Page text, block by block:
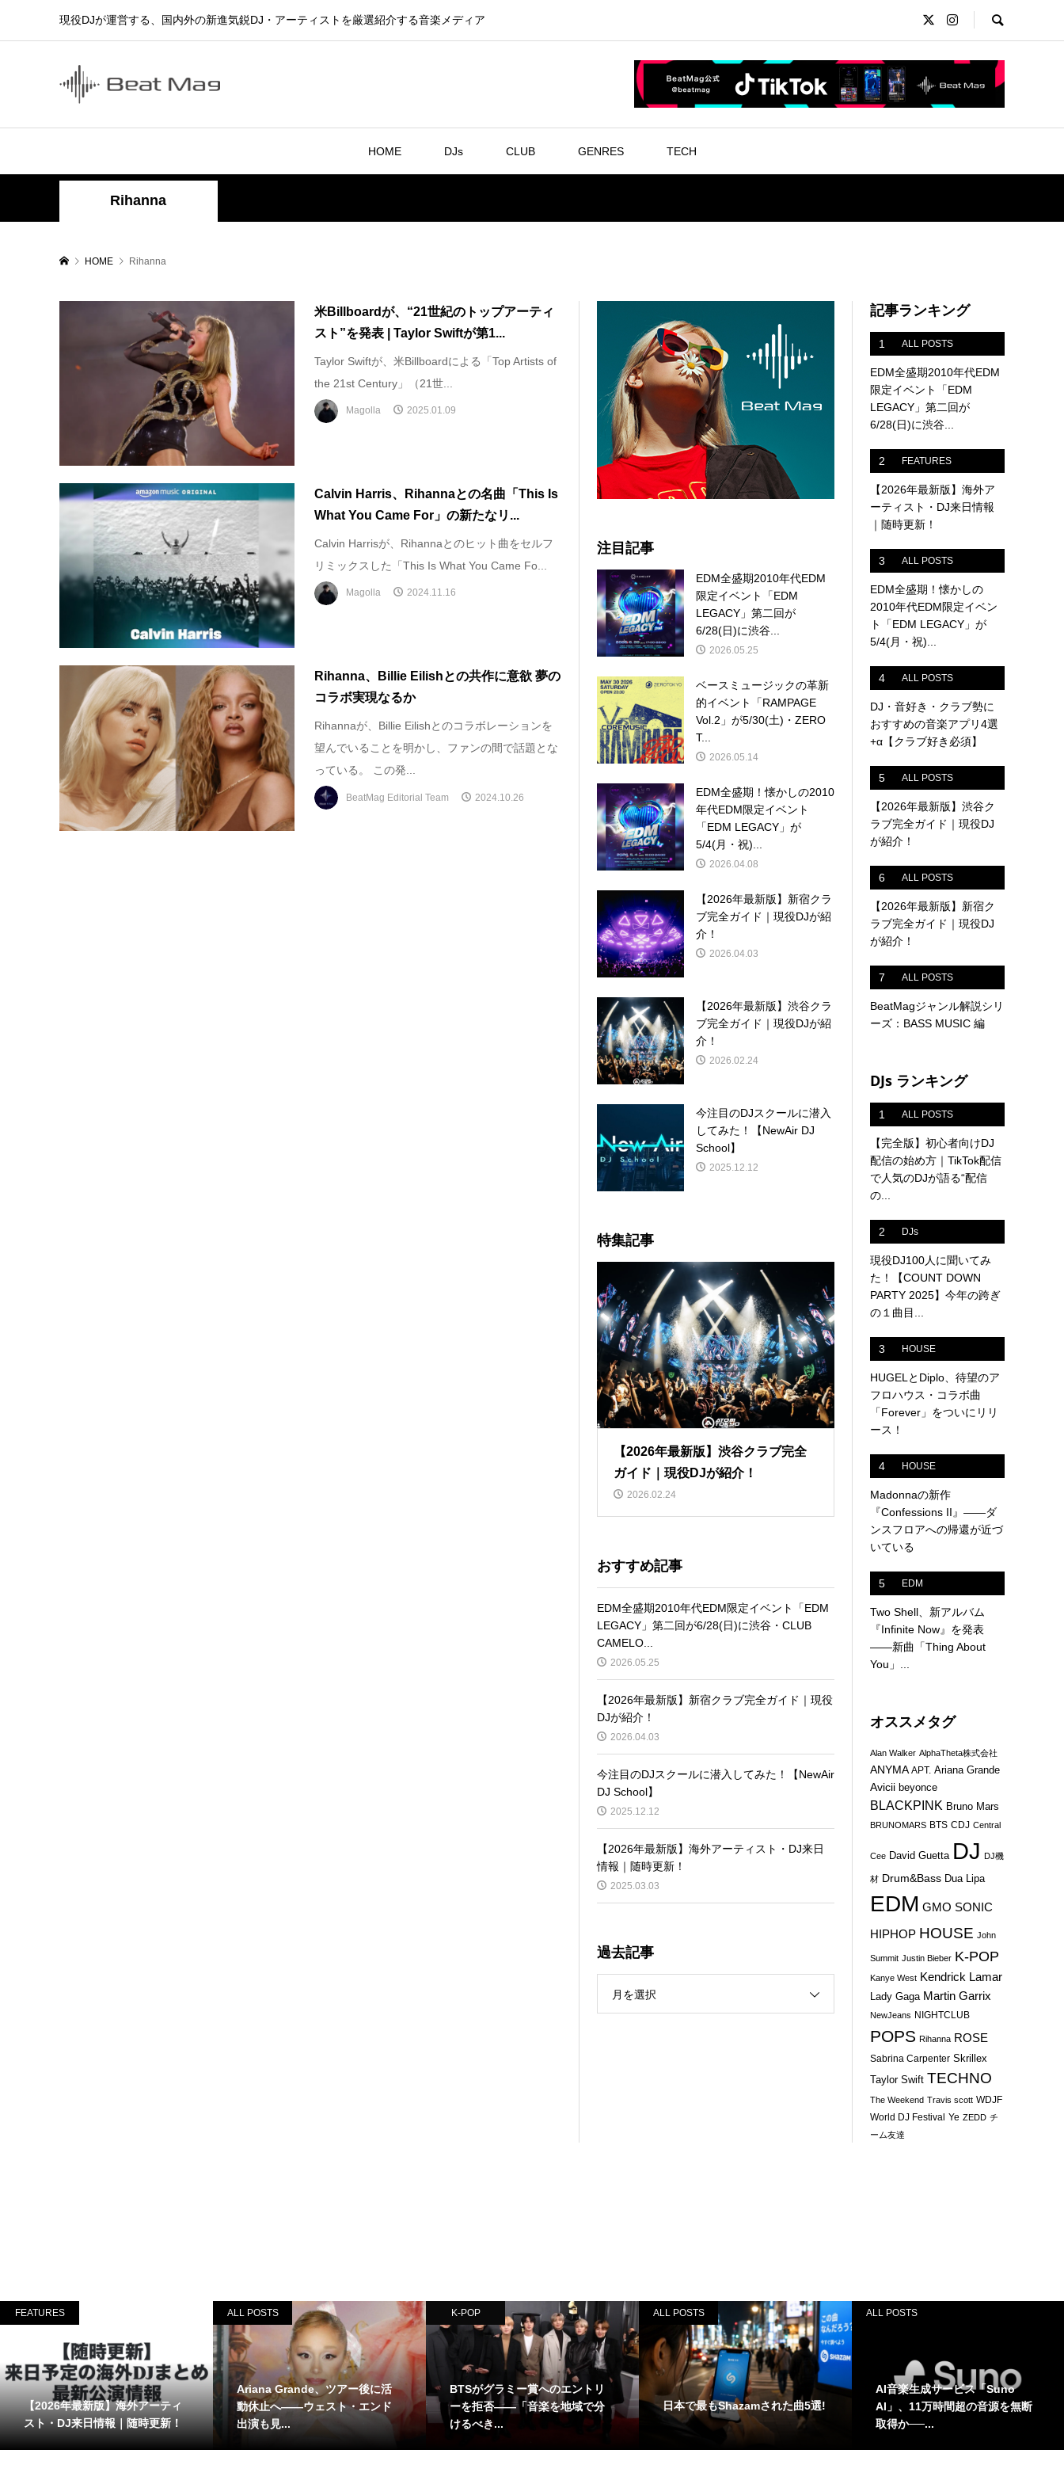
現役DJが運営する、国内外の新進気鋭DJ・アーティストを厳選紹介する音楽メディア
HOME DJs CLUB GENRES TECH
Rihanna
HOME Rihanna
米Billboardが、“21世紀のトップアーティ
スト”を発表 | Taylor Swiftが第1...
Taylor Swiftが、米Billboardによる「Top Artists of
the 21st Century」（21世...
Magolla 2025.01.09
Calvin Harris、Rihannaとの名曲「This Is
What You Came For」の新たなリ...
Calvin Harrisが、Rihannaとのヒット曲をセルフ
リミックスした「This Is What You Came Fo...
Magolla 2024.11.16
Rihanna、Billie Eilishとの共作に意欲 夢の
コラボ実現なるか
Rihannaが、Billie Eilishとのコラボレーションを
望んでいることを明かし、ファンの間で話題とな
っている。 この発...
BeatMag Editorial Team 2024.10.26
注目記事
EDM全盛期2010年代EDM
限定イベント「EDM
LEGACY」第二回が
6/28(日)に渋谷...
2026.05.25
ベースミュージックの革新
的イベント「RAMPAGE
Vol.2」が5/30(土)・ZERO
T...
2026.05.14
EDM全盛期！懐かしの2010
年代EDM限定イベント
「EDM LEGACY」が
5/4(月・祝)...
2026.04.08
【2026年最新版】新宿クラ
ブ完全ガイド｜現役DJが紹
介！
2026.04.03
【2026年最新版】渋谷クラ
ブ完全ガイド｜現役DJが紹
介！
2026.02.24
今注目のDJスクールに潜入
してみた！【NewAir DJ
School】
2025.12.12
特集記事
【2026年最新版】渋谷クラブ完全
ガイド｜現役DJが紹介！
2026.02.24
おすすめ記事
EDM全盛期2010年代EDM限定イベント「EDM
LEGACY」第二回が6/28(日)に渋谷・CLUB
CAMELO...
2026.05.25
【2026年最新版】新宿クラブ完全ガイド｜現役
DJが紹介！
2026.04.03
今注目のDJスクールに潜入してみた！【NewAir
DJ School】
2025.12.12
【2026年最新版】海外アーティスト・DJ来日
情報｜随時更新！
2025.03.03
過去記事
月を選択
記事ランキング
1 ALL POSTS
EDM全盛期2010年代EDM
限定イベント「EDM
LEGACY」第二回が
6/28(日)に渋谷...
2 FEATURES
【2026年最新版】海外ア
ーティスト・DJ来日情報
｜随時更新！
3 ALL POSTS
EDM全盛期！懐かしの
2010年代EDM限定イベン
ト「EDM LEGACY」が
5/4(月・祝)...
4 ALL POSTS
DJ・音好き・クラブ勢に
おすすめの音楽アプリ4選
+α【クラブ好き必須】
5 ALL POSTS
【2026年最新版】渋谷ク
ラブ完全ガイド｜現役DJ
が紹介！
6 ALL POSTS
【2026年最新版】新宿ク
ラブ完全ガイド｜現役DJ
が紹介！
7 ALL POSTS
BeatMagジャンル解説シリ
ーズ：BASS MUSIC 編
DJs ランキング
1 ALL POSTS
【完全版】初心者向けDJ
配信の始め方｜TikTok配信
で人気のDJが語る“配信
の...
2 DJs
現役DJ100人に聞いてみ
た！【COUNT DOWN
PARTY 2025】今年の跨ぎ
の１曲目...
3 HOUSE
HUGELとDiplo、待望のア
フロハウス・コラボ曲
「Forever」をついにリリ
ース！
4 HOUSE
Madonnaの新作
『Confessions II』——ダ
ンスフロアへの帰還が近づ
いている
5 EDM
Two Shell、新アルバム
『Infinite Now』を発表
——新曲「Thing About
You」...
オススメタグ
Alan Walker AlphaTheta株式会社
ANYMA APT. Ariana Grande
Avicii beyonce
BLACKPINK Bruno Mars
BRUNOMARS BTS CDJ Central
Cee David Guetta DJ DJ機
材 Drum&Bass Dua Lipa
EDM GMO SONIC
HIPHOP HOUSE John
Summit Justin Bieber K-POP
Kanye West Kendrick Lamar
Lady Gaga Martin Garrix
NewJeans NIGHTCLUB
POPS Rihanna ROSE
Sabrina Carpenter Skrillex
Taylor Swift TECHNO
The Weekend Travis scott WDJF
World DJ Festival Ye ZEDD チ
ーム友達
FEATURES
【2026年最新版】海外アーティ
スト・DJ来日情報｜随時更新！
ALL POSTS
Ariana Grande、ツアー後に活
動休止へ――ウェスト・エンド
出演も見...
K-POP
BTSがグラミー賞へのエントリ
ーを拒否——「音楽を地域で分
けるべき...
ALL POSTS
日本で最もShazamされた曲5選!
ALL POSTS
AI音楽生成サービス「Suno
AI」、11万時間超の音源を無断
取得か──...